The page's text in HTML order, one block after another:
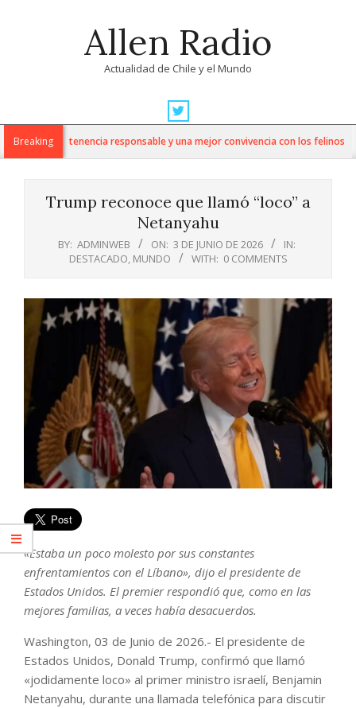
Allen Radio
Actualidad de Chile y el Mundo
Navigation
MenuBreaking
para una tenencia responsable y una mejor convivencia con los felinos
Trump reconoce que llamó “loco” a
Netanyahu
BY: ADMINWEB ON: 3 DE JUNIO DE 2026
IN:
DESTACADO, MUNDO WITH: 0 COMMENTS
«Estaba un poco molesto por sus constantes
enfrentamientos con el Líbano», dijo el presidente de
Estados Unidos. El premier respondió que, como en las
mejores familias, a veces había desacuerdos.
Washington, 03 de Junio de 2026.- El presidente de
Estados Unidos, Donald Trump, confirmó que llamó
«jodidamente loco» al primer ministro israelí, Benjamin
Netanyahu, durante una llamada telefónica para discutir